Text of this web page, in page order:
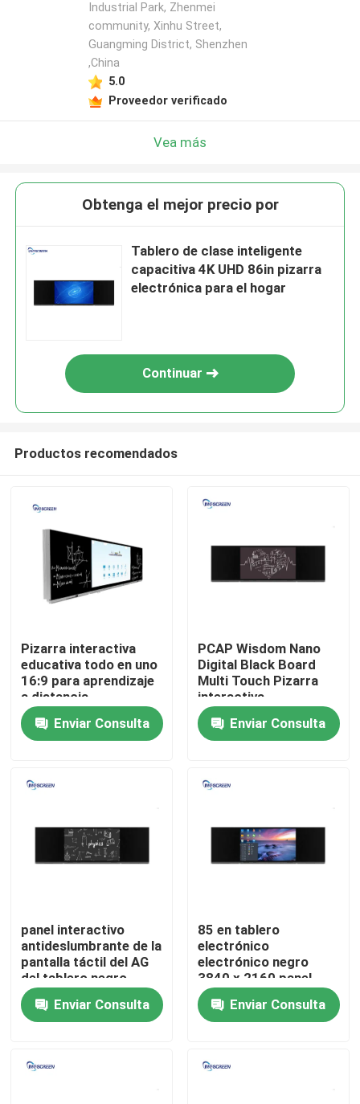
Sobre nosotros
Contactos
Productos
Vídeos
Todos en un Whiteboard interactivo
Whiteboard interactivo del IR
Industrial Park, Zhenmei
community, Xinhu Street,
Guangming District, Shenzhen
,China
5.0
Proveedor verificado
Vea más
Obtenga el mejor precio por
Tablero de clase inteligente
capacitiva 4K UHD 86in pizarra
electrónica para el hogar
Continuar
Productos recomendados
Pizarra interactiva
educativa todo en uno
16:9 para aprendizaje
a distancia
Enviar Consulta
PCAP Wisdom Nano
Digital Black Board
Multi Touch Pizarra
interactiva
Enviar Consulta
panel interactivo
antideslumbrante de la
pantalla táctil del AG
del tablero negro
elegante del grueso de
4m mEnviar Consulta
85 en tablero
electrónico
electrónico negro
3840 x 2160 panel
inteligente interactivo
inteligenteEnviar Consulta